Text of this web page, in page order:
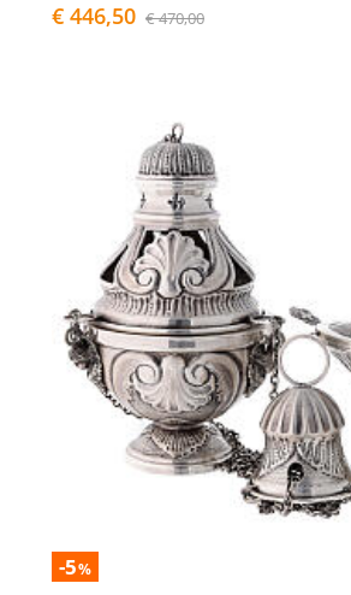
€ 446,50 € 470,00
-5%